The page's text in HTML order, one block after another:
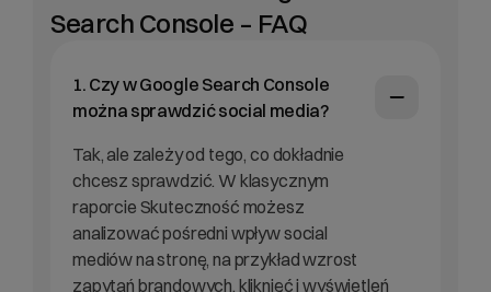
Search Console – FAQ
1. Czy w Google Search Console
można sprawdzić social media?
Tak, ale zależy od tego, co dokładnie
chcesz sprawdzić. W klasycznym
raporcie Skuteczność możesz
analizować pośredni wpływ social
mediów na stronę, na przykład wzrost
zapytań brandowych, kliknięć i wyświetleń